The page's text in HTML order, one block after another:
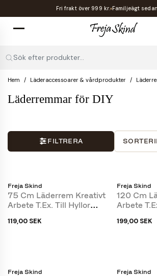
Fri frakt över 999 kr. Familjeägt
Sök efter produkter...
Hem Läderaccessoarer & vårdprodukter
Läderremmar för DIY
FILTRERA
Freja Skind
75 Cm Läderrem Kreativt
Arbete T.ex. Till Hyllor
119,00 SEK
Freja Skind
120 Cm
Arbete
199,00 SEK
Freja Skind Freja Skind